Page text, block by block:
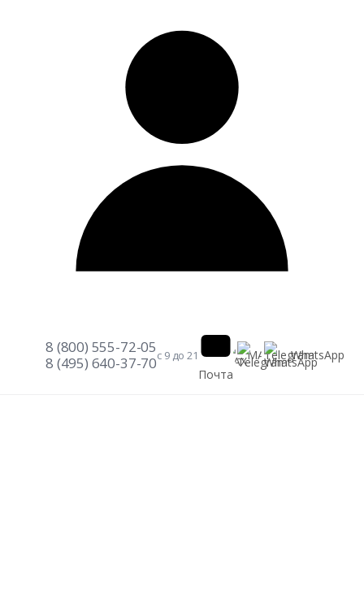
8 (800) 555-72-05
8 (495) 640-37-70с 9 до 21
Почта
MAXTelegramWhatsApp